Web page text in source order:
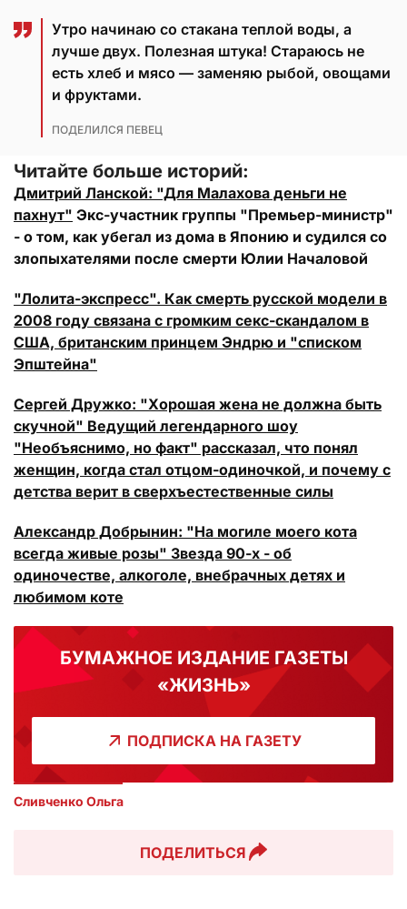
Утро начинаю со стакана теплой воды, а
лучше двух. Полезная штука! Стараюсь не
есть хлеб и мясо — заменяю рыбой, овощами
и фруктами.
ПОДЕЛИЛСЯ ПЕВЕЦ
Читайте больше историй:
Дмитрий Ланской: "Для Малахова деньги не
пахнут" Экс-участник группы "Премьер-министр"
- о том, как убегал из дома в Японию и судился со
злопыхателями после смерти Юлии Началовой
"Лолита-экспресс". Как смерть русской модели в
2008 году связана с громким секс-скандалом в
США, британским принцем Эндрю и "списком
Эпштейна"
Сергей Дружко: "Хорошая жена не должна быть
скучной" Ведущий легендарного шоу
"Необъяснимо, но факт" рассказал, что понял
женщин, когда стал отцом-одиночкой, и почему с
детства верит в сверхъестественные силы
Александр Добрынин: "На могиле моего кота
всегда живые розы" Звезда 90-х - об
одиночестве, алкоголе, внебрачных детях и
любимом коте
БУМАЖНОЕ ИЗДАНИЕ ГАЗЕТЫ
«ЖИЗНЬ»
ПОДПИСКА НА ГАЗЕТУ
Сливченко Ольга
ПОДЕЛИТЬСЯ